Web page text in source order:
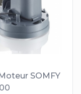
SOMFY